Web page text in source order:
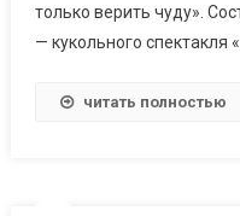
только верить чуду».
— кукольного спектакля
читать полностью